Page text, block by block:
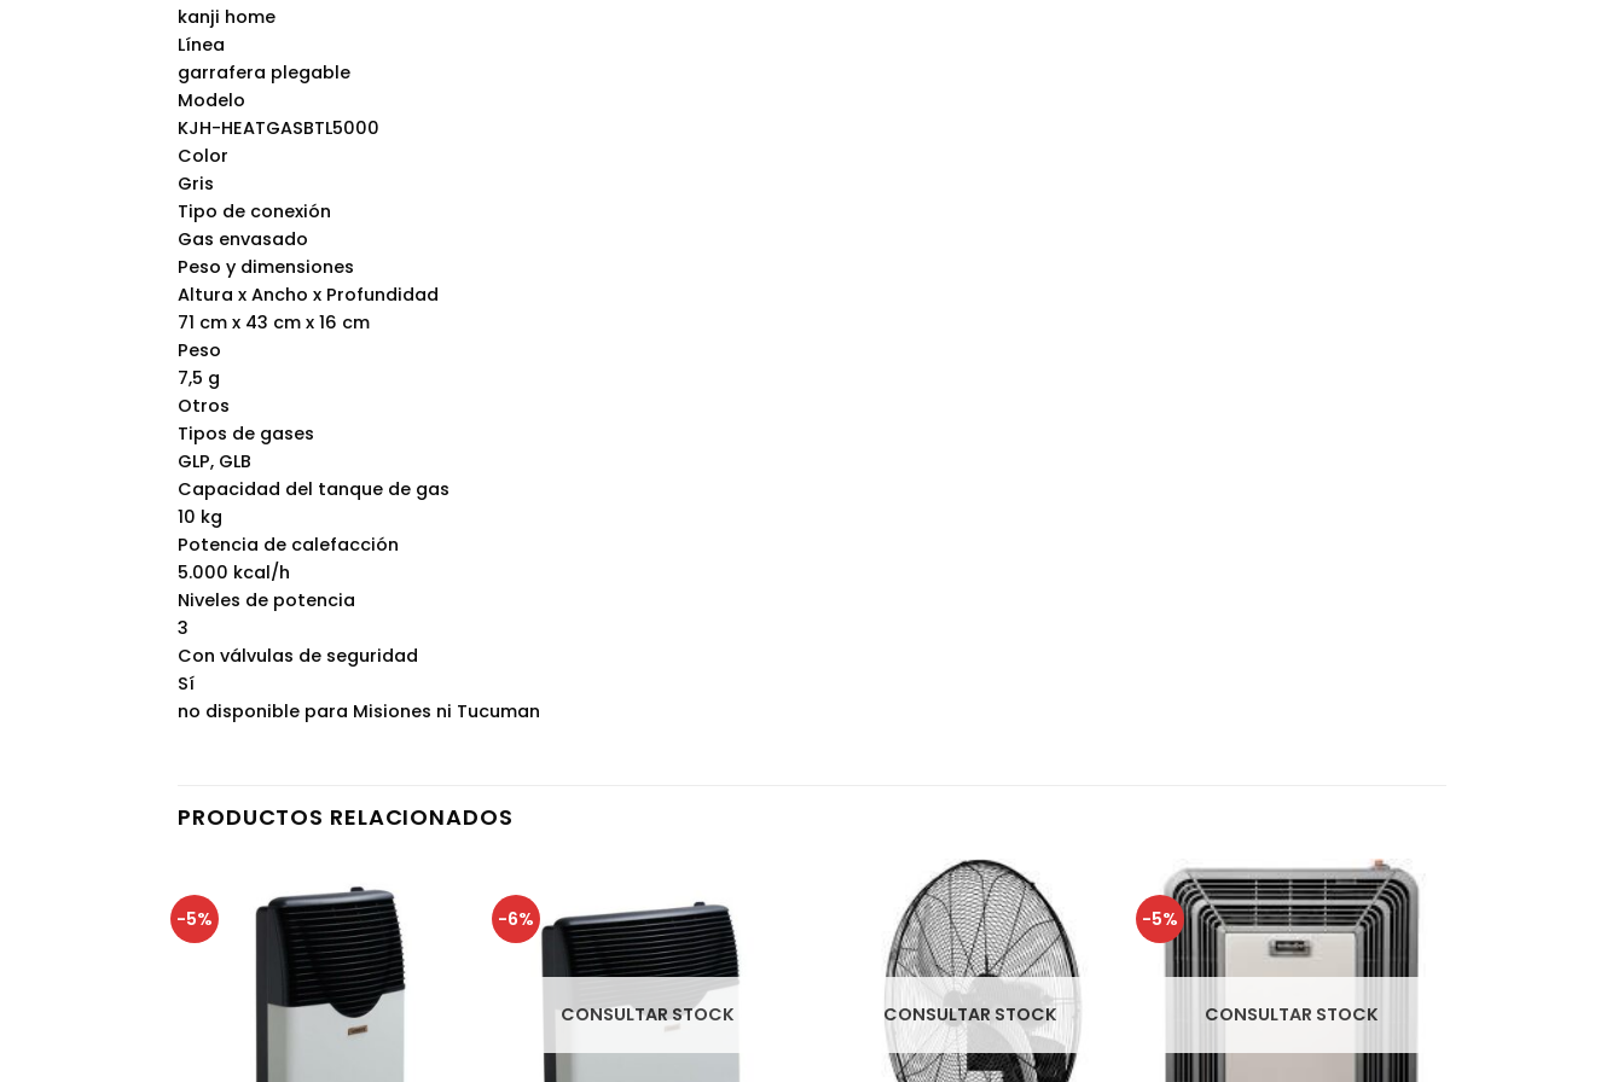
kanji home
Línea
garrafera plegable
Modelo
KJH-HEATGASBTL5000
Color
Gris
Tipo de conexión
Gas envasado
Peso y dimensiones
Altura x Ancho x Profundidad
71 cm x 43 cm x 16 cm
Peso
7,5 g
Otros
Tipos de gases
GLP, GLB
Capacidad del tanque de gas
10 kg
Potencia de calefacción
5.000 kcal/h
Niveles de potencia
3
Con válvulas de seguridad
Sí
no disponible para Misiones ni Tucuman
PRODUCTOS RELACIONADOS
-5% -6%
CONSULTAR STOCK CONSULTAR STOCK
-5%
CONSULTAR STOCK